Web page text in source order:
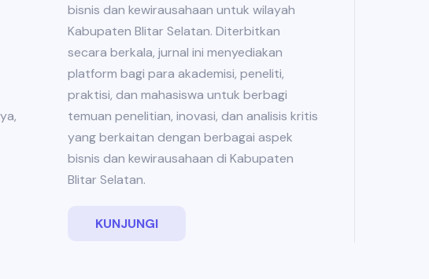
bisnis dan kewirausahaan untuk wilayah
Kabupaten Blitar Selatan. Diterbitkan
secara berkala, jurnal ini menyediakan
platform bagi para akademisi, peneliti,
praktisi, dan mahasiswa untuk berbagi
temuan penelitian, inovasi, dan analisis kritis
yang berkaitan dengan berbagai aspek
bisnis dan kewirausahaan di Kabupaten
Blitar Selatan.
KUNJUNGI